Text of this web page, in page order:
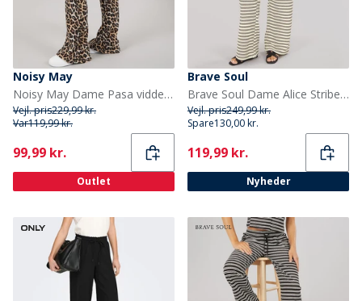
Noisy May
Noisy May Dame Pasa vidde bukser Sort
Vejl. pris229,99 kr.
Var119,99 kr.
Current
99,99 kr.
Outlet
Brave Soul
Brave Soul Dame Alice Stribede Bukser Cream/Sort
Vejl. pris249,99 kr.
Spare130,00 kr.
Current
119,99 kr.
Nyheder